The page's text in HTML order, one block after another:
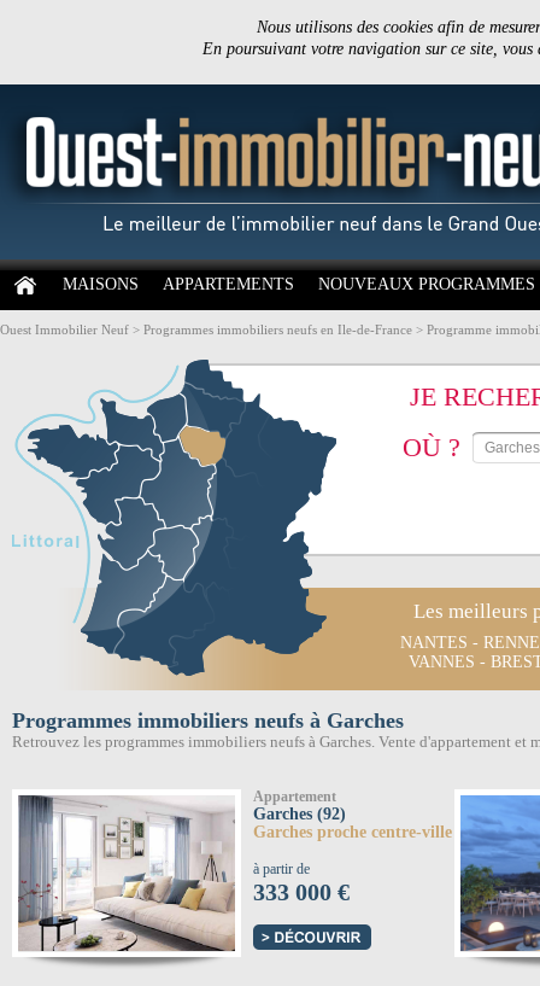
Nous utilisons des cookies afin de
En poursuivant votre navigation sur ce site,
MAISONS APPARTEMENTS NOUVEAUX PROGRAMMES
Ouest Immobilier Neuf > Programmes immobiliers neufs en Ile-de-France > Programme
JE
OÙ ?
Les meilleurs
NANTES -
VANNES -
Programmes immobiliers neufs à Garches
Retrouvez les programmes immobiliers neufs à Garches. Vente d'appartement et
Appartement
Garches (92)
Garches proche centre-ville
à partir de
333 000 €